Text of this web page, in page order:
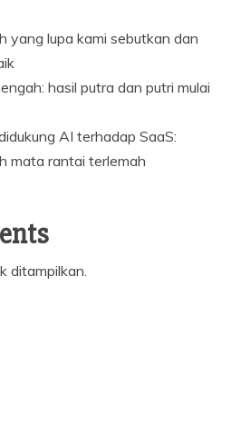
yang lupa kami sebutkan dan
hasil putra dan putri mulai
AI terhadap SaaS:
mata rantai terlemah
ditampilkan.